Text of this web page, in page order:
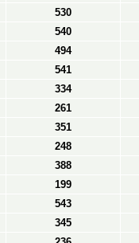
530
540
494
541
334
261
351
248
388
199
543
345